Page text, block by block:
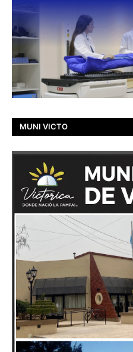
MUNI VICTO